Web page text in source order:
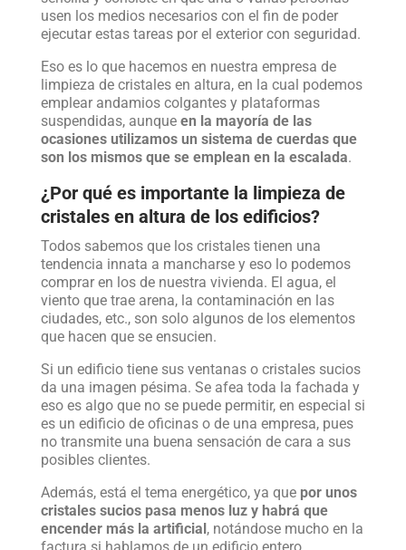
usen los medios necesarios con el fin de poder
ejecutar estas tareas por el exterior con seguridad.
Eso es lo que hacemos en nuestra empresa de
limpieza de cristales en altura, en la cual podemos
emplear andamios colgantes y plataformas
suspendidas, aunque en la mayoría de las
ocasiones utilizamos un sistema de cuerdas que
son los mismos que se emplean en la escalada.
¿Por qué es importante la limpieza de
cristales en altura de los edificios?
Todos sabemos que los cristales tienen una
tendencia innata a mancharse y eso lo podemos
comprar en los de nuestra vivienda. El agua, el
viento que trae arena, la contaminación en las
ciudades, etc., son solo algunos de los elementos
que hacen que se ensucien.
Si un edificio tiene sus ventanas o cristales sucios
da una imagen pésima. Se afea toda la fachada y
eso es algo que no se puede permitir, en especial si
es un edificio de oficinas o de una empresa, pues
no transmite una buena sensación de cara a sus
posibles clientes.
Además, está el tema energético, ya que por unos
cristales sucios pasa menos luz y habrá que
encender más la artificial, notándose mucho en la